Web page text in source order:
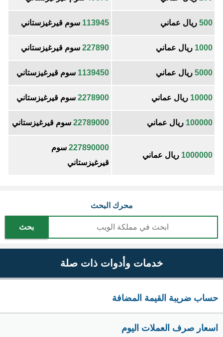
500 ريال عماني 113945 سوم قيرغيزستاني
1000 ريال عماني 227890 سوم قيرغيزستاني
5000 ريال عماني 1139450 سوم قيرغيزستاني
10000 ريال عماني 2278900 سوم قيرغيزستاني
100000 ريال عماني 22789000 سوم قيرغيزستاني
1000000 ريال عماني
227890000 سوم
قيرغيزستاني
محرك البحث
بحث
خدمات وأدوات ذات صلة
حساب ضريبة القيمة المضافة
اسعار صرف العملات اليوم